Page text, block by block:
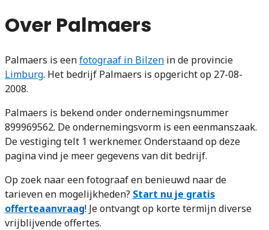
Over Palmaers
Palmaers is eenfotograaf in Bilzen in de provincie
Limburg. Het bedrijf Palmaers is opgericht op 27-08-
2008.
Palmaers is bekend onder ondernemingsnummer
899969562. De ondernemingsvorm is een eenmanszaak.
De vestiging telt 1 werknemer. Onderstaand op deze
pagina vind je meer gegevens van dit bedrijf.
Op zoek naar een fotograaf en benieuwd naar de
tarieven en mogelijkheden? Start nu je gratis
offerteaanvraag! Je ontvangt op korte termijn diverse
vrijblijvende offertes.